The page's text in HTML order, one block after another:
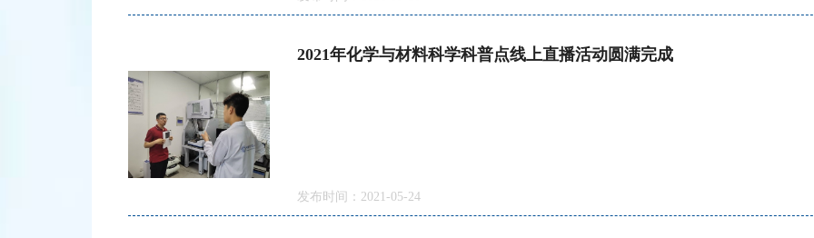
2021年化学与材料科学科普点线上直播活动圆满完成
发布时间：2021-05-24